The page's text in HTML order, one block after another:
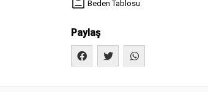
Beden Tablosu
Paylaş